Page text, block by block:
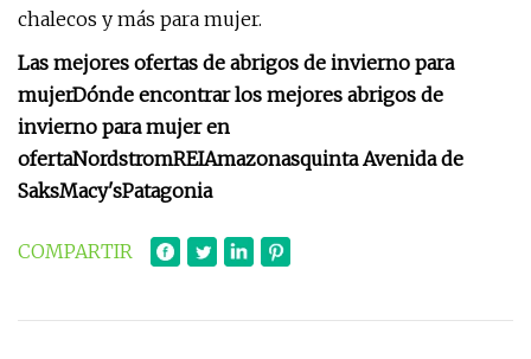
chalecos y más para mujer.
Las mejores ofertas de abrigos de invierno para
mujerDónde encontrar los mejores abrigos de
invierno para mujer en
ofertaNordstromREIAmazonasquinta Avenida de
SaksMacy'sPatagonia
COMPARTIR